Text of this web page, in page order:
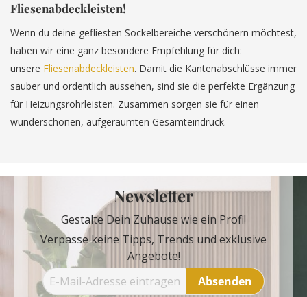
Fliesenabdeckleisten!
Wenn du deine gefliesten Sockelbereiche verschönern möchtest,
haben wir eine ganz besondere Empfehlung für dich:
unsere Fliesenabdeckleisten. Damit die Kantenabschlüsse immer
sauber und ordentlich aussehen, sind sie die perfekte Ergänzung
für Heizungsrohrleisten. Zusammen sorgen sie für einen
wunderschönen, aufgeräumten Gesamteindruck.
Newsletter
Gestalte Dein Zuhause wie ein Profi!
Verpasse keine Tipps, Trends und exklusive
Angebote!
Absenden